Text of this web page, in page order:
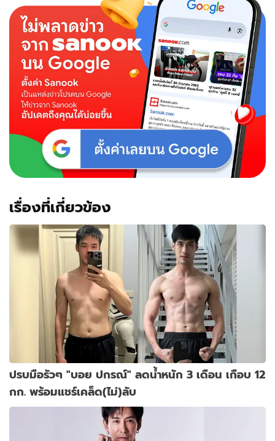
ตัว
แก๊ง
ไลฟ์
สลัด
ภาพ
พระเอก
เป็น
วัด
เรื่องที่เกี่ยวข้อง
ปรบมือรัวๆ "บอย ปกรณ์" ลดน้ำหนัก 3 เดือน เกือบ 12
กก. พร้อมแชร์เคล็ด(ไม่)ลับ